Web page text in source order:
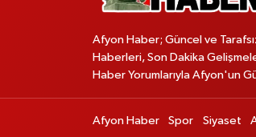
Afyon Haber; Güncel ve
Haberleri, Son Dakika
Haber Yorumlarıyla Afyon'un
Afyon Haber Spor Siyaset